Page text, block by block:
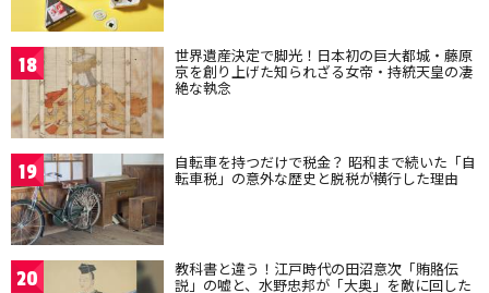
18 世界遺産決定で脚光！日本初の巨大都城・藤原
京を創り上げた知られざる女帝・持統天皇の凄
絶な執念
19 自転車を持つだけで税金？ 昭和まで続いた「自
転車税」の意外な歴史と脱税が横行した理由
20 教科書と違う！江戸時代の田沼意次「賄賂伝
説」の嘘と、水野忠邦が「大奥」を敵に回した